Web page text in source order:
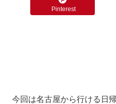
Pinterest
今回は名古屋から行ける日